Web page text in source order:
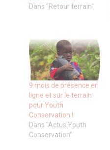
Dans "Retour terrain"
9 mois de présence en
ligne et sur le terrain
pour Youth
Conservation !
Dans "Actus Youth
Conservation"